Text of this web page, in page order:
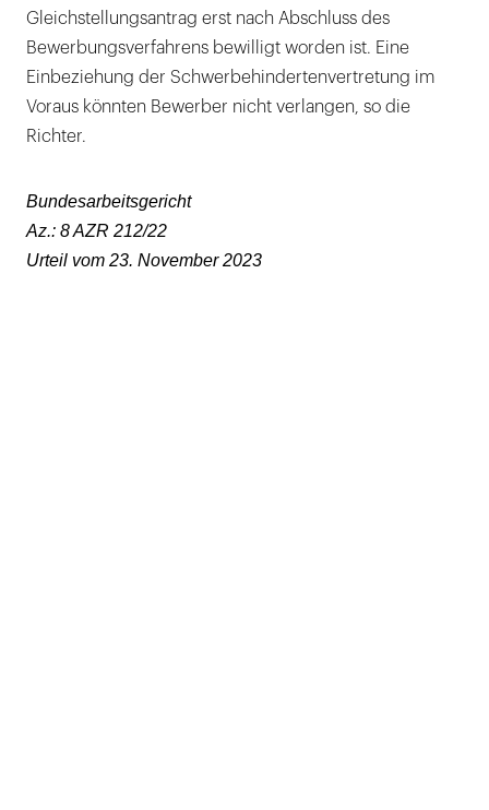
Gleichstellungsantrag erst nach Abschluss des
Bewerbungsverfahrens bewilligt worden ist. Eine
Einbeziehung der Schwerbehindertenvertretung im
Voraus könnten Bewerber nicht verlangen, so die
Richter.
Bundesarbeitsgericht
Az.: 8 AZR 212/22
Urteil vom 23. November 2023